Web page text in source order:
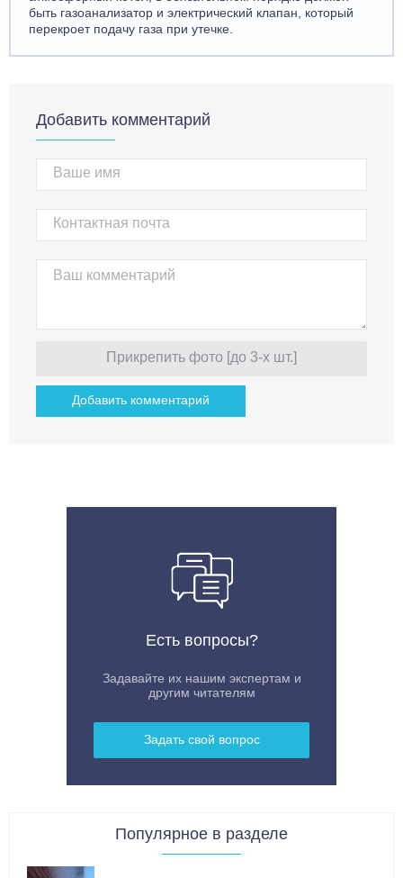
быть газоанализатор и электрический клапан, который
перекроет подачу газа при утечке.
Добавить комментарий
Прикрепить фото [до 3-х шт.]
Есть вопросы?
Задавайте их нашим экспертам и
другим читателям
Задать свой вопрос
Популярное в разделе